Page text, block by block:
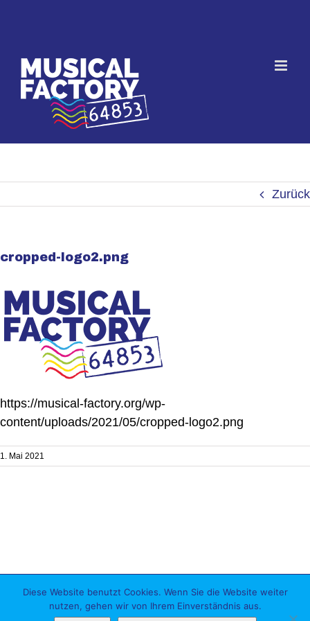
Zurück
cropped-logo2.png
https://musical-factory.org/wp-
content/uploads/2021/05/cropped-logo2.png
1. Mai 2021
Impressum|Datenschutz
Diese Website benutzt Cookies. Wenn Sie die Website weiter
nutzen, gehen wir von Ihrem Einverständnis aus.